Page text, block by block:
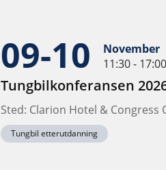
09-10
November
11:30 - 17:00
Tungbilkonferansen
Sted: Clarion Hotel & Congress
Tungbil etterutdanning